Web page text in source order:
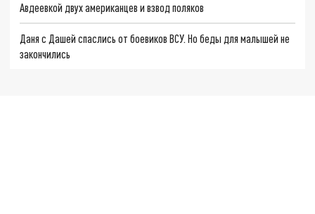
Авдеевкой двух американцев и взвод поляков
Даня с Дашей спаслись от боевиков ВСУ. Но беды для малышей не
закончились